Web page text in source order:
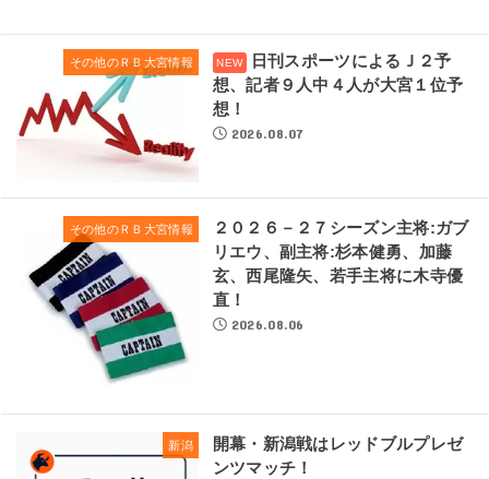
その他のＲＢ大宮情報
日刊スポーツによるＪ２予
想、記者９人中４人が大宮１位予
想！
2026.08.07
その他のＲＢ大宮情報
２０２６－２７シーズン主将:ガブ
リエウ、副主将:杉本健勇、加藤
玄、西尾隆矢、若手主将に木寺優
直！
2026.08.06
新潟
開幕・新潟戦はレッドブルプレゼ
ンツマッチ！